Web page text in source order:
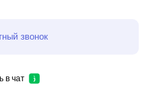
звонок
Написать в чат